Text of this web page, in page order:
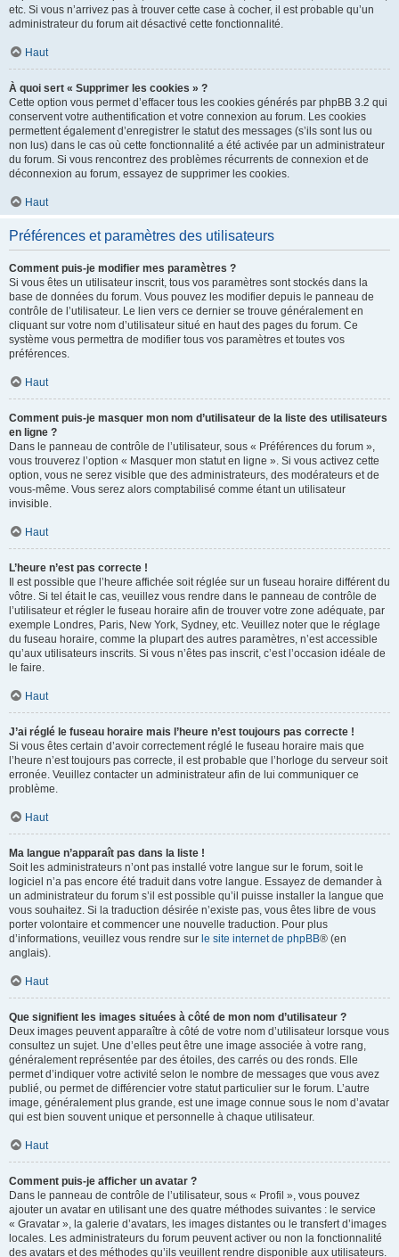
etc. Si vous n’arrivez pas à trouver cette case à cocher, il est probable qu’un
administrateur du forum ait désactivé cette fonctionnalité.
Haut
À quoi sert « Supprimer les cookies » ?
Cette option vous permet d’effacer tous les cookies générés par phpBB 3.2 qui
conservent votre authentification et votre connexion au forum. Les cookies
permettent également d’enregistrer le statut des messages (s’ils sont lus ou
non lus) dans le cas où cette fonctionnalité a été activée par un administrateur
du forum. Si vous rencontrez des problèmes récurrents de connexion et de
déconnexion au forum, essayez de supprimer les cookies.
Haut
Préférences et paramètres des utilisateurs
Comment puis-je modifier mes paramètres ?
Si vous êtes un utilisateur inscrit, tous vos paramètres sont stockés dans la
base de données du forum. Vous pouvez les modifier depuis le panneau de
contrôle de l’utilisateur. Le lien vers ce dernier se trouve généralement en
cliquant sur votre nom d’utilisateur situé en haut des pages du forum. Ce
système vous permettra de modifier tous vos paramètres et toutes vos
préférences.
Haut
Comment puis-je masquer mon nom d’utilisateur de la liste des utilisateurs
en ligne ?
Dans le panneau de contrôle de l’utilisateur, sous « Préférences du forum »,
vous trouverez l’option « Masquer mon statut en ligne ». Si vous activez cette
option, vous ne serez visible que des administrateurs, des modérateurs et de
vous-même. Vous serez alors comptabilisé comme étant un utilisateur
invisible.
Haut
L’heure n’est pas correcte !
Il est possible que l’heure affichée soit réglée sur un fuseau horaire différent du
vôtre. Si tel était le cas, veuillez vous rendre dans le panneau de contrôle de
l’utilisateur et régler le fuseau horaire afin de trouver votre zone adéquate, par
exemple Londres, Paris, New York, Sydney, etc. Veuillez noter que le réglage
du fuseau horaire, comme la plupart des autres paramètres, n’est accessible
qu’aux utilisateurs inscrits. Si vous n’êtes pas inscrit, c’est l’occasion idéale de
le faire.
Haut
J’ai réglé le fuseau horaire mais l’heure n’est toujours pas correcte !
Si vous êtes certain d’avoir correctement réglé le fuseau horaire mais que
l’heure n’est toujours pas correcte, il est probable que l’horloge du serveur soit
erronée. Veuillez contacter un administrateur afin de lui communiquer ce
problème.
Haut
Ma langue n’apparaît pas dans la liste !
Soit les administrateurs n’ont pas installé votre langue sur le forum, soit le
logiciel n’a pas encore été traduit dans votre langue. Essayez de demander à
un administrateur du forum s’il est possible qu’il puisse installer la langue que
vous souhaitez. Si la traduction désirée n’existe pas, vous êtes libre de vous
porter volontaire et commencer une nouvelle traduction. Pour plus
d’informations, veuillez vous rendre sur le site internet de phpBB® (en
anglais).
Haut
Que signifient les images situées à côté de mon nom d’utilisateur ?
Deux images peuvent apparaître à côté de votre nom d’utilisateur lorsque vous
consultez un sujet. Une d’elles peut être une image associée à votre rang,
généralement représentée par des étoiles, des carrés ou des ronds. Elle
permet d’indiquer votre activité selon le nombre de messages que vous avez
publié, ou permet de différencier votre statut particulier sur le forum. L’autre
image, généralement plus grande, est une image connue sous le nom d’avatar
qui est bien souvent unique et personnelle à chaque utilisateur.
Haut
Comment puis-je afficher un avatar ?
Dans le panneau de contrôle de l’utilisateur, sous « Profil », vous pouvez
ajouter un avatar en utilisant une des quatre méthodes suivantes : le service
« Gravatar », la galerie d’avatars, les images distantes ou le transfert d’images
locales. Les administrateurs du forum peuvent activer ou non la fonctionnalité
des avatars et des méthodes qu’ils veuillent rendre disponible aux utilisateurs.